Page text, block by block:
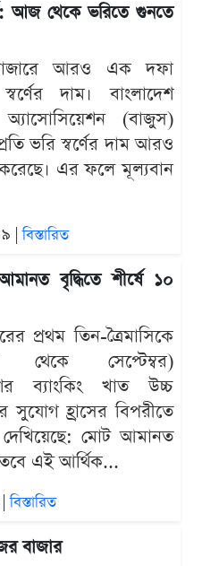
আজ থেকে ভরিতে গুনতে
আরও এক দফা
দাম। বাংলাদেশ
অ্যাসোসিয়েশন (বাজুস)
ভরি স্বর্ণের দাম আরও
এর ফলে মূল্যবান
|বিস্তারিত
বৃদ্ধিতে শীর্ষে ১০
প্রথম তিন-ত্রৈমাসিকে
থেকে সেপ্টেম্বর)
ব্যাংকিং খাত উচ্চ
সুযোগ হ্রাসের বিপরীতে
মোট আমানত
তবে এই আর্থিক...
|বিস্তারিত
বাজার